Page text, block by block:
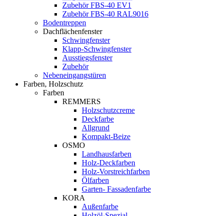
Zubehör FBS-40 EV1
Zubehör FBS-40 RAL9016
Bodentreppen
Dachflächenfenster
Schwingfenster
Klapp-Schwingfenster
Ausstiegsfenster
Zubehör
Nebeneingangstüren
Farben, Holzschutz
Farben
REMMERS
Holzschutzcreme
Deckfarbe
Allgrund
Kompakt-Beize
OSMO
Landhausfarben
Holz-Deckfarben
Holz-Vorstreichfarben
Ölfarben
Garten- Fassadenfarbe
KORA
Außenfarbe